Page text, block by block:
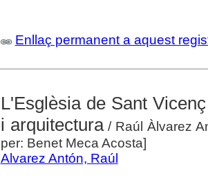
Enllaç permanent a aquest
L'Esglèsia de Sant
i arquitectura/ Raúl Àlvarez
per: Benet Meca Acosta]
Alvarez Antón, Raúl